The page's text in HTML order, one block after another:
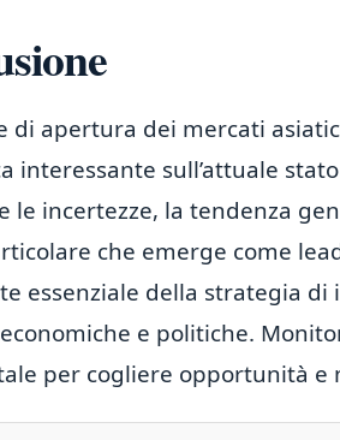
di apertura dei mercati
interessante sull’attuale
le incertezze, la tendenza
che emerge come
essenziale della strategia
e politiche.
per cogliere opportunità e